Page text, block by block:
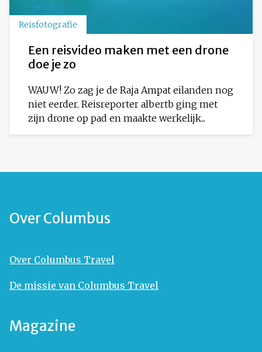
Reisfotografie
Een reisvideo maken met een drone
doe je zo
WAUW! Zo zag je de Raja Ampat eilanden nog
niet eerder. Reisreporter albertb ging met
zijn drone op pad en maakte werkelijk...
Over Columbus
Over Columbus Travel
De missie van Columbus Travel
Magazine